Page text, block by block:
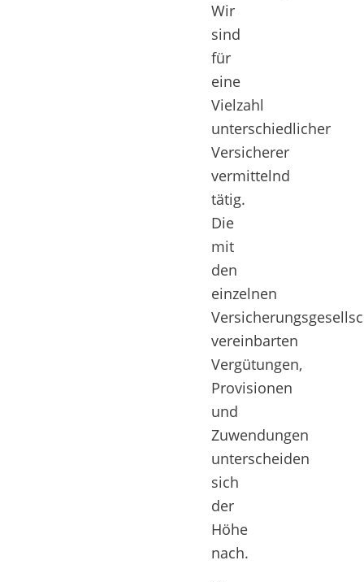
Wir
sind
für
eine
Vielzahl
unterschiedlicher
Versicherer
vermittelnd
tätig.
Die
mit
den
einzelnen
vereinbarten
Vergütungen,
Provisionen
und
Zuwendungen
unterscheiden
sich
der
Höhe
nach.